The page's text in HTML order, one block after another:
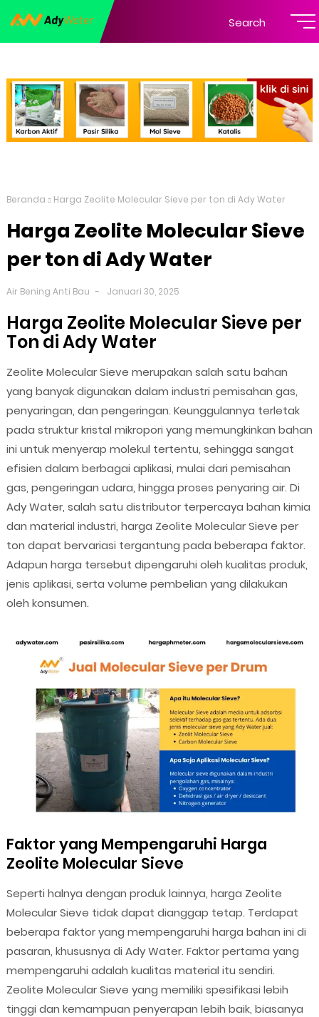
Search
Beranda Harga Zeolite Molecular Sieve per ton di Ady Water
Harga Zeolite Molecular Sieve
per ton di Ady Water
Air Bening Anti Bau Januari 30, 2025
Harga Zeolite Molecular Sieve per
Ton di Ady Water
Zeolite Molecular Sieve merupakan salah satu bahan
yang banyak digunakan dalam industri pemisahan gas,
penyaringan, dan pengeringan. Keunggulannya terletak
pada struktur kristal mikropori yang memungkinkan bahan
ini untuk menyerap molekul tertentu, sehingga sangat
efisien dalam berbagai aplikasi, mulai dari pemisahan
gas, pengeringan udara, hingga proses penyaring air. Di
Ady Water, salah satu distributor terpercaya bahan kimia
dan material industri, harga Zeolite Molecular Sieve per
ton dapat bervariasi tergantung pada beberapa faktor.
Adapun harga tersebut dipengaruhi oleh kualitas produk,
jenis aplikasi, serta volume pembelian yang dilakukan
oleh konsumen.
Faktor yang Mempengaruhi Harga
Zeolite Molecular Sieve
Seperti halnya dengan produk lainnya, harga Zeolite
Molecular Sieve tidak dapat dianggap tetap. Terdapat
beberapa faktor yang mempengaruhi harga bahan ini di
pasaran, khususnya di Ady Water. Faktor pertama yang
mempengaruhi adalah kualitas material itu sendiri.
Zeolite Molecular Sieve yang memiliki spesifikasi lebih
tinggi dan kemampuan penyerapan lebih baik, biasanya